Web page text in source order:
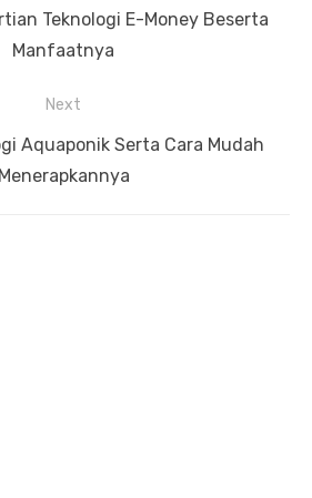
Teknologi E-Money Beserta
Manfaatnya
Next
Aquaponik Serta Cara Mudah
Menerapkannya